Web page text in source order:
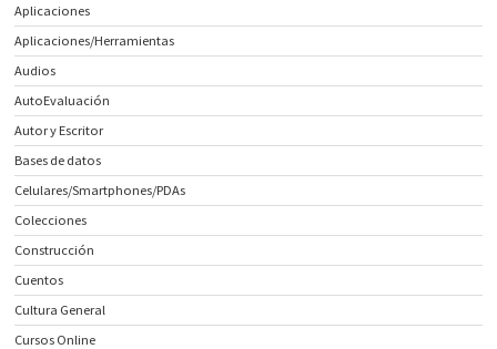
Aplicaciones
Aplicaciones/Herramientas
Audios
AutoEvaluación
Autor y Escritor
Bases de datos
Celulares/Smartphones/PDAs
Colecciones
Construcción
Cuentos
Cultura General
Cursos Online